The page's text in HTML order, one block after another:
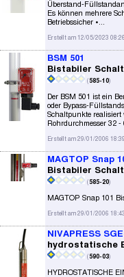
Überstand-
Es können mehrere
Betriebssicher •...
Erstellt am 12/05/2023
BSM 501
Bistabiler
(585-10)
Der BSM 501 ist ein
oder Bypass-
Schaltpunkte realisiert
Rohrdurchmesser 32 -
Erstellt am 29/01/2006
MAGTOP Snap
Bistabiler
(585-20)
MAGTOP Snap 101
Erstellt am 29/01/2006
NIVAPRESS
hydrostatische
(590-03)
HYDROSTATISCHE